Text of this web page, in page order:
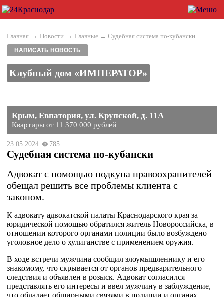
Главная → Новости → Главные → Судебная система по-кубански
НАПИСАТЬ НОВОСТЬ
Клубный дом «ИМПЕРАТОР»
Крым, Евпатория, ул. Крупской, д. 11А
Квартиры от 11 370 000 рублей
23.05.2024 785
Судебная система по-кубански
Адвокат с помощью подкупа правоохранителей
обещал решить все проблемы клиента с
законом.
К адвокату адвокатской палаты Краснодарского края за
юридической помощью обратился житель Новороссийска, в
отношении которого органами полиции было возбуждено
уголовное дело о хулиганстве с применением оружия.
В ходе встречи мужчина сообщил злоумышленнику и его
знакомому, что скрывается от органов предварительного
следствия и объявлен в розыск. Адвокат согласился
представлять его интересы и ввел мужчину в заблуждение,
что обладает обширными связями в полиции и органах